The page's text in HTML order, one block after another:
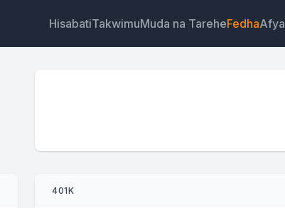
HisabatiTakwimuMuda na TareheFedhaAfya
401K